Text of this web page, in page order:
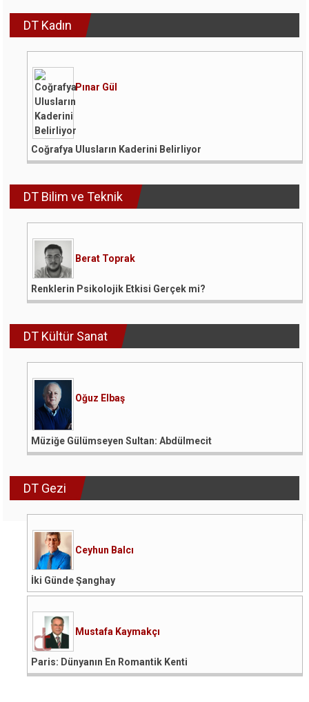
DT Kadın
Pınar Gül
Coğrafya Ulusların Kaderini Belirliyor
DT Bilim ve Teknik
Berat Toprak
Renklerin Psikolojik Etkisi Gerçek mi?
DT Kültür Sanat
Oğuz Elbaş
Müziğe Gülümseyen Sultan: Abdülmecit
DT Gezi
Ceyhun Balcı
İki Günde Şanghay
Mustafa Kaymakçı
Paris: Dünyanın En Romantik Kenti